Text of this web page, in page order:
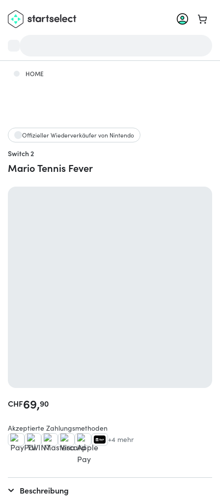
Zum
HOME
Offizieller Wiederverkäufer von Nintendo
Switch 2
Mario Tennis Fever
CHF69,90
Akzeptierte Zahlungsmethoden
+4 mehr
Beschreibung